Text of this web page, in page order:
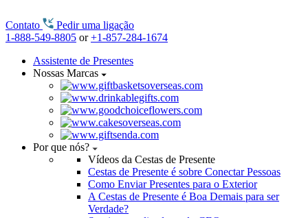
Contato
Pedir uma ligação
1-888-549-8805 or+1-857-284-1674
Assistente de Presentes
Nossas Marcas
Por que nós?
Vídeos da Cestas de Presente
Cestas de Presente é sobre Conectar Pessoas
Como Enviar Presentes para o Exterior
A Cestas de Presente é Boa Demais para ser
Verdade?